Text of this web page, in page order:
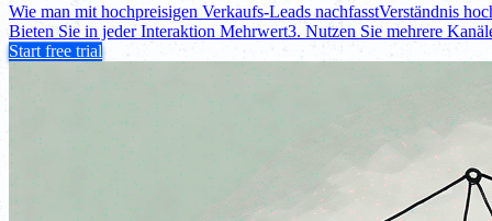
Wie man mit hochpreisigen Verkaufs-Leads nachfasstVerständnis
Bieten Sie in jeder Interaktion Mehrwert3. Nutzen Sie mehrere
Start free trial